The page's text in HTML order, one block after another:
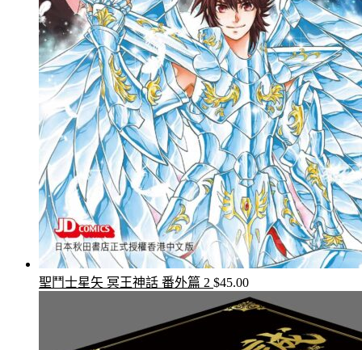
聖鬥士星矢 冥王神話 番外篇 2 $45.00